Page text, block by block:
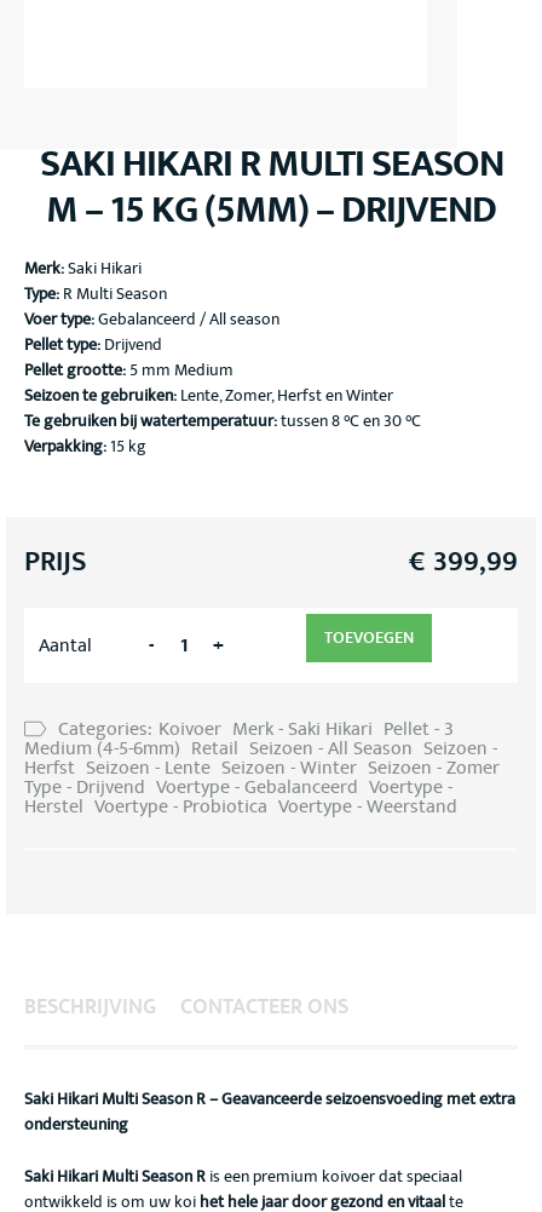
SAKI HIKARI R MULTI SEASON
M – 15 KG (5MM) – DRIJVEND
Merk:Saki Hikari
Type:R Multi Season
Voer type:Gebalanceerd / All season
Pellet type:Drijvend
Pellet grootte:5 mm Medium
Seizoen te gebruiken:Lente, Zomer, Herfst en Winter
Te gebruiken bij watertemperatuur:tussen 8 °C en 30 °C
Verpakking:15 kg
PRIJS € 399,99
Aantal - + TOEVOEGEN
Categories: Koivoer Merk - Saki Hikari Pellet - 3
Medium (4-5-6mm) Retail Seizoen - All Season Seizoen -
Herfst Seizoen - Lente Seizoen - Winter Seizoen - Zomer
Type - Drijvend Voertype - Gebalanceerd Voertype -
Herstel Voertype - Probiotica Voertype - Weerstand
BESCHRIJVING CONTACTEER ONS
Saki Hikari Multi Season R – Geavanceerde seizoensvoeding met extra
ondersteuning
Saki Hikari Multi Season Ris een premium koivoer dat speciaal
ontwikkeld is om uw koihet hele jaar door gezond en vitaalte